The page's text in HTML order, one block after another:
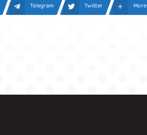
Telegram Twitter More